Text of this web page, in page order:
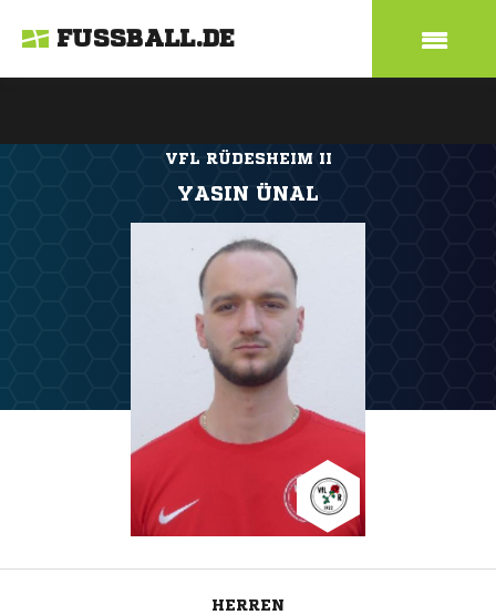
FUSSBALL.DE
VFL RÜDESHEIM II
YASIN ÜNAL
HERREN